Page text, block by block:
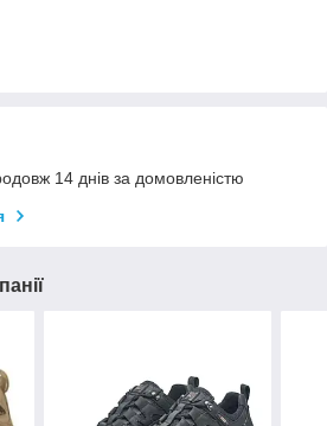
14 днів за домовленістю